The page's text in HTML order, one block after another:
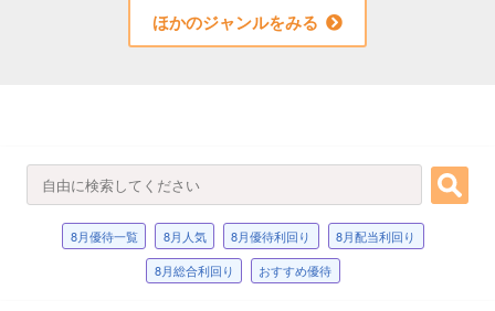
ほかのジャンルをみる
8月優待一覧 8月人気 8月優待利回り
8月配当利回り
8月総合利回り
おすすめ優待